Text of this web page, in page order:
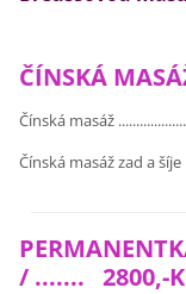
ČÍNSKÁ
Čínská masáž
Čínská masáž zad a šíje
/ ....... 2800,-